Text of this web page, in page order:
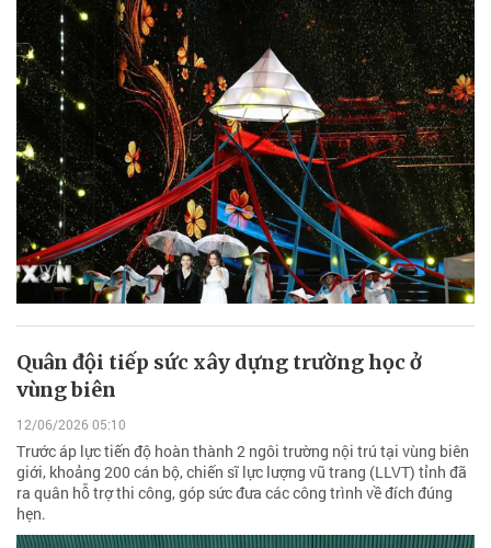
Quân đội tiếp sức xây dựng trường học ở
vùng biên
12/06/2026 05:10
Trước áp lực tiến độ hoàn thành 2 ngôi trường nội trú tại vùng biên
giới, khoảng 200 cán bộ, chiến sĩ lực lượng vũ trang (LLVT) tỉnh đã
ra quân hỗ trợ thi công, góp sức đưa các công trình về đích đúng
hẹn.